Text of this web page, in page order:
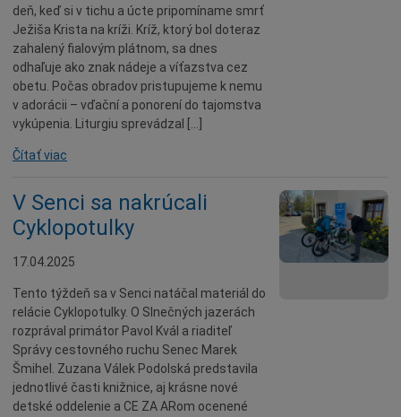
deň, keď si v tichu a úcte pripomíname smrť
Ježiša Krista na kríži. Kríž, ktorý bol doteraz
zahalený fialovým plátnom, sa dnes
odhaľuje ako znak nádeje a víťazstva cez
obetu. Počas obradov pristupujeme k nemu
v adorácii – vďační a ponorení do tajomstva
vykúpenia. Liturgiu sprevádzal […]
Čítať viac
V Senci sa nakrúcali
Cyklopotulky
17.04.2025
Tento týždeň sa v Senci natáčal materiál do
relácie Cyklopotulky. O Slnečných jazerách
rozprával primátor Pavol Kvál a riaditeľ
Správy cestovného ruchu Senec Marek
Šmihel. Zuzana Válek Podolská predstavila
jednotlivé časti knižnice, aj krásne nové
detské oddelenie a CE ZA ARom ocenené